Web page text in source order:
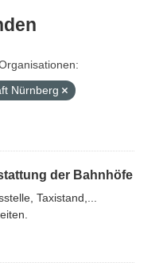
Nürnberg
der Bahnhöfe
Taxistand,...